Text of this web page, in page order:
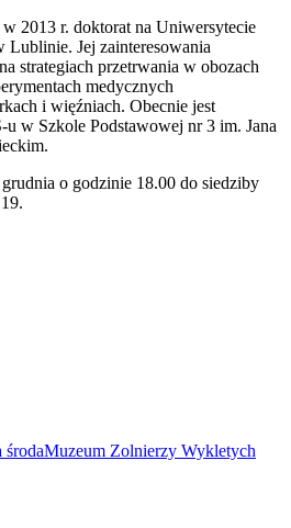
2013 r. doktorat na Uniwersytecie
Jej zainteresowania
strategiach przetrwania w obozach
medycznych
i więźniach. Obecnie jest
w Szkole Podstawowej nr 3 im. Jana
o godzinie 18.00 do siedziby
środaMuzeum Zolnierzy Wykletych